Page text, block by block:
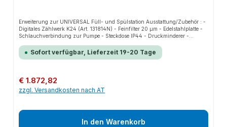
Erweiterung zur UNIVERSAL Füll- und Spülstation Ausstattung/Zubehör : -
Digitales Zählwerk K24 (Art. 131814N) - Feinfilter 20 µm - Edelstahlplatte -
Schlauchverbindung zur Pumpe - Steckdose IP44 - Druckminderer -
Multifunktionshähne - Druckluftanschluss m. zeitgesteuerten
elektromagnet. Ventil Gewicht 10 kg
Sofort verfügbar, Lieferzeit 19-20 Tage
Regulärer Preis:
€ 1.872,82
zzgl. Versandkosten nach AT
In den Warenkorb